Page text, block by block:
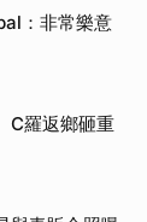
：非常樂意
C羅返鄉砸重